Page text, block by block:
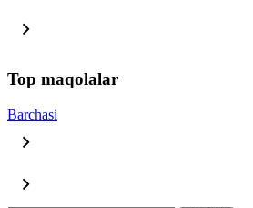
Top maqolalar
Barchasi